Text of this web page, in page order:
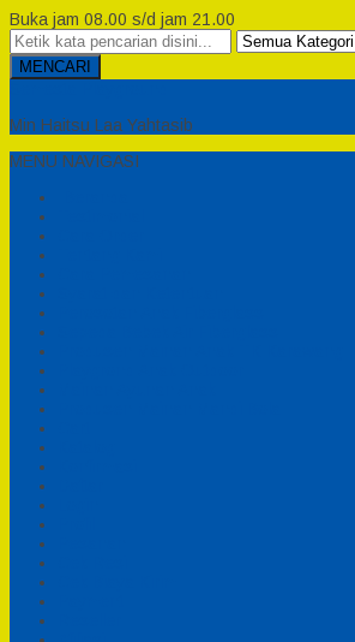
Buka jam 08.00 s/d jam 21.00
MENCARI
Min Haitsu Laa Yahtasib
MENU NAVIGASI